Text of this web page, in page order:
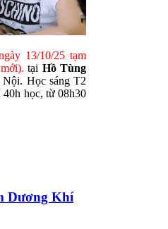
13/10/25 tạm
tại Hồ Tùng
Học sáng T2
40h học, từ 08h30
Dương Khí